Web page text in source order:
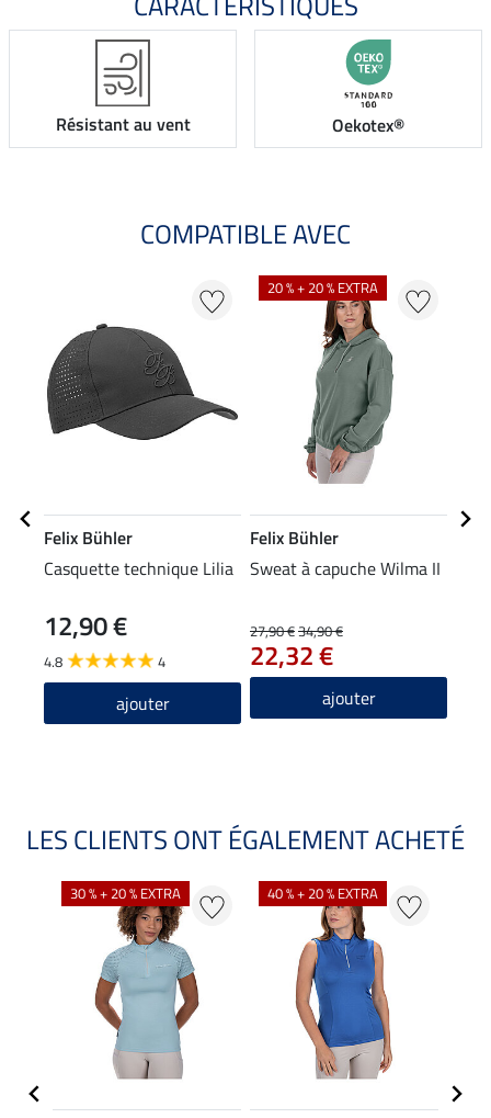
Résistant au vent Oekotex®
COMPATIBLE AVEC
Felix Bühler
Casquette technique Lilia
12,90 €
4.8 4
ajouter
20 % + 20 % EXTRA
Felix Bühler
Sweat à capuche Wilma II
27,90 €34,90 €
22,32 €
ajouter
LES CLIENTS ONT ÉGALEMENT ACHETÉ
30 % + 20 % EXTRA 40 % + 20 % EXTRA